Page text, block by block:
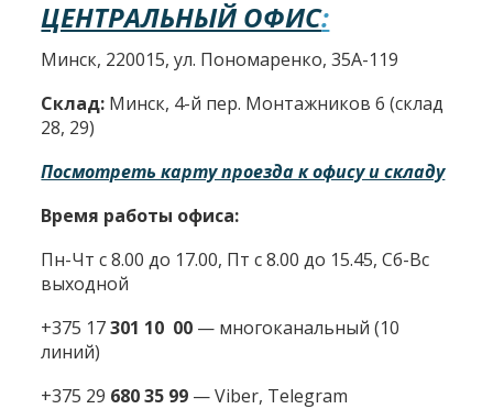
ЦЕНТРАЛЬНЫЙ ОФИС:
Минск, 220015, ул. Пономаренко, 35А-119
Склад: Минск, 4-й пер. Монтажников 6 (склад
28, 29)
Посмотреть карту проезда к офису и складу
Время работы офиса:
Пн-Чт с 8.00 до 17.00, Пт с 8.00 до 15.45, Сб-Вс
выходной
+375 17301 10 00 — многоканальный (10
линий)
+375 29 680 35 99 — Viber, Telegram